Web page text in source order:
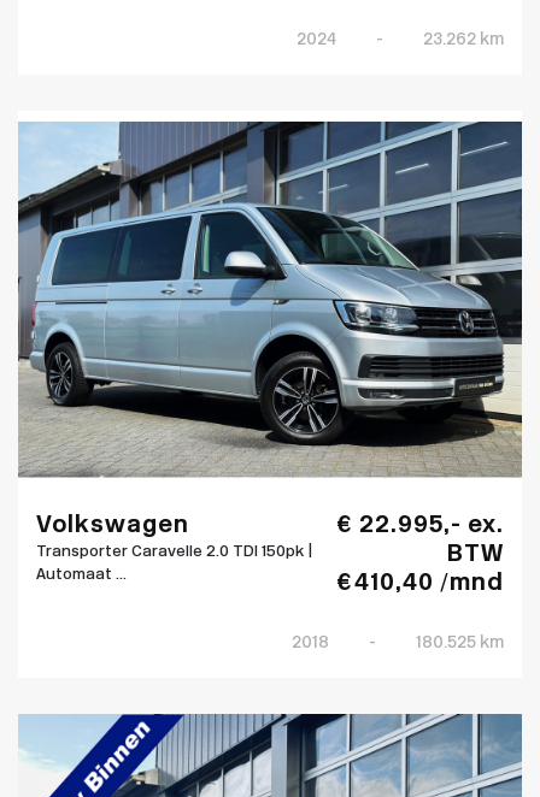
2024 - 23.262 km
Volkswagen
Transporter Caravelle 2.0 TDI 150pk |
Automaat ...
€ 22.995,- ex.
BTW
€ 410,40 /mnd
2018 - 180.525 km